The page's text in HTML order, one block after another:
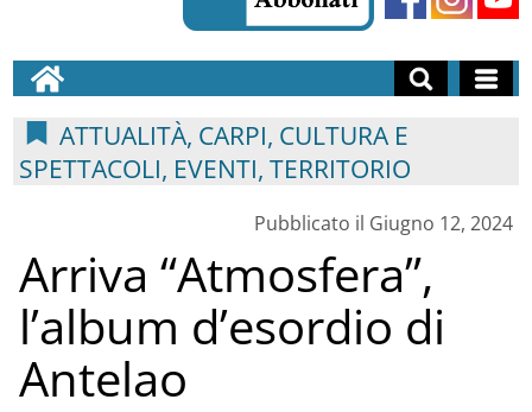
ATTUALITÀ, CARPI, CULTURA E
SPETTACOLI, EVENTI, TERRITORIO
Pubblicato il Giugno 12, 2024
Arriva “Atmosfera”,
l’album d’esordio di
Antelao